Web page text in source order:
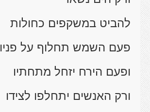
להביט במשקפים כחולות
פעם השמש תחלוף על פניו
ופעם הירח יזחל מתחתיו
ורק האנשים יתחלפו לצידו